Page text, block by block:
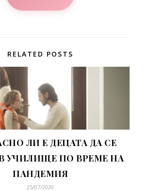
RELATED POSTS
ЛИ Е ДЕЦАТА ДА СЕ
УЧИЛИЩЕ ПО ВРЕМЕ НА
ПАНДЕМИЯ
25/07/2020